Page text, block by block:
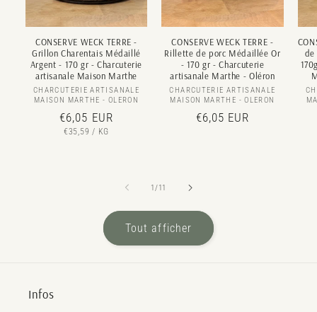
CONSERVE WECK TERRE -
Grillon Charentais Médaillé
Argent - 170 gr - Charcuterie
artisanale Maison Marthe
Distributeur :
CHARCUTERIE ARTISANALE
MAISON MARTHE - OLERON
Prix
habituel
€6,05 EUR
PRIX
€35,59 / PAR
KG
CONSERVE WECK TERRE -
Rillette de porc Médaillée Or
- 170 gr - Charcuterie
artisanale Marthe - Oléron
Distributeur :
CHARCUTERIE ARTISANALE
MAISON MARTHE - OLERON
Prix
€6,05 EUR
de
1 /de
11
Tout afficher
Infos